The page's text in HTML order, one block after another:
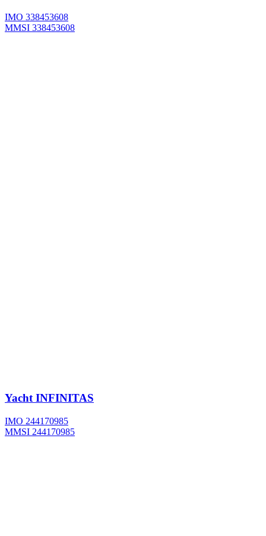
IMO 338453608
MMSI 338453608
Yacht INFINITAS
IMO 244170985
MMSI 244170985